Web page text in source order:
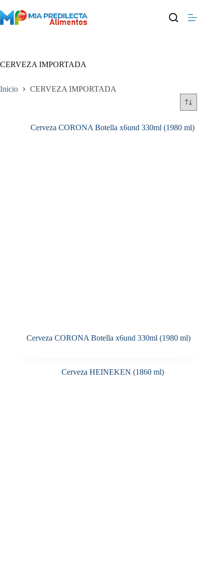
al
contenido
CERVEZA IMPORTADA
Inicio CERVEZA IMPORTADA
Cerveza CORONA Botella x6und 330ml (1980 ml)